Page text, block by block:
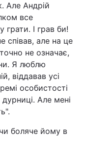
Але Андрій
все
грати. І грав би!
співав, але на це
не означає,
Я люблю
віддавав усі
особистості
Але мені
чи боляче йому в